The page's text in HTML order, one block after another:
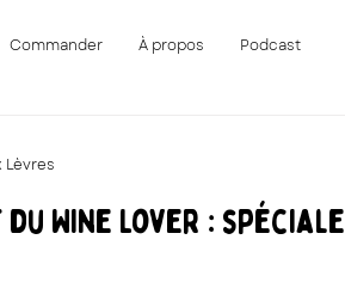
Commander À propos Podcast
Wine Lover : spéciale
Lèvres